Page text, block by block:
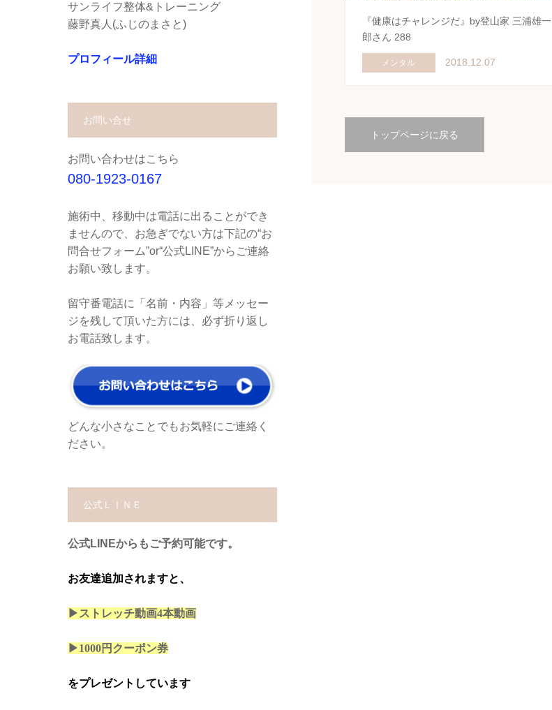
『健康はチャレンジだ』by登山家 三浦雄一
郎さん 288
メンタル 2018.12.07
トップページに戻る
サンライフ整体&トレーニング
藤野真人(ふじのまさと)
プロフィール詳細
お問い合せ
お問い合わせはこちら
080-1923-0167
施術中、移動中は電話に出ることができ
ませんので、お急ぎでない方は下記の“お
問合せフォーム”or“公式LINE”からご連絡
お願い致します。
留守番電話に「名前・内容」等メッセー
ジを残して頂いた方には、必ず折り返し
お電話致します。
どんな小さなことでもお気軽にご連絡く
ださい。
公式ＬＩＮＥ
公式LINEからもご予約可能です。
お友達追加されますと、
▶ストレッチ動画4本動画
▶1000円クーポン券
をプレゼントしています